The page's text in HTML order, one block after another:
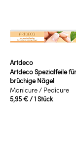
Artdeco
Artdeco Spezialfeile
brüchige Nägel
Manicure / Pedicure
5,95 €/ 1 Stück